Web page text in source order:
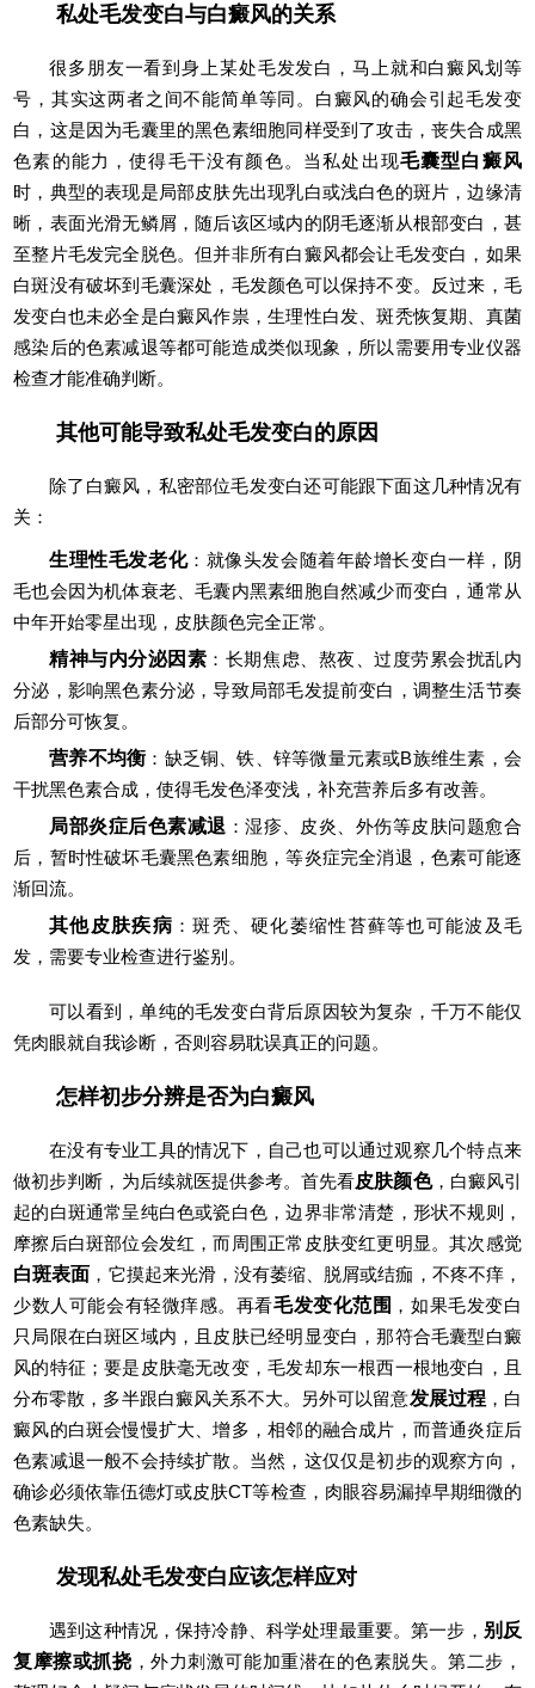
私处毛发变白与白癜风的关系
很多朋友一看到身上某处毛发发白，马上就和白癜风划等
号，其实这两者之间不能简单等同。白癜风的确会引起毛发变
白，这是因为毛囊里的黑色素细胞同样受到了攻击，丧失合成黑
色素的能力，使得毛干没有颜色。当私处出现毛囊型白癜风
时，典型的表现是局部皮肤先出现乳白或浅白色的斑片，边缘清
晰，表面光滑无鳞屑，随后该区域内的阴毛逐渐从根部变白，甚
至整片毛发完全脱色。但并非所有白癜风都会让毛发变白，如果
白斑没有破坏到毛囊深处，毛发颜色可以保持不变。反过来，毛
发变白也未必全是白癜风作祟，生理性白发、斑秃恢复期、真菌
感染后的色素减退等都可能造成类似现象，所以需要用专业仪器
检查才能准确判断。
其他可能导致私处毛发变白的原因
除了白癜风，私密部位毛发变白还可能跟下面这几种情况有
关：
生理性毛发老化：就像头发会随着年龄增长变白一样，阴
毛也会因为机体衰老、毛囊内黑素细胞自然减少而变白，通常从
中年开始零星出现，皮肤颜色完全正常。
精神与内分泌因素 ：长期焦虑、熬夜、过度劳累会扰乱内
分泌，影响黑色素分泌，导致局部毛发提前变白，调整生活节奏
后部分可恢复。
营养不均衡 ：缺乏铜、铁、锌等微量元素或B族维生素，会
干扰黑色素合成，使得毛发色泽变浅，补充营养后多有改善。
局部炎症后色素减退 ：湿疹、皮炎、外伤等皮肤问题愈合
后，暂时性破坏毛囊黑色素细胞，等炎症完全消退，色素可能逐
渐回流。
其他皮肤疾病 ：斑秃、硬化萎缩性苔藓等也可能波及毛
发，需要专业检查进行鉴别。
可以看到，单纯的毛发变白背后原因较为复杂，千万不能仅
凭肉眼就自我诊断，否则容易耽误真正的问题。
怎样初步分辨是否为白癜风
在没有专业工具的情况下，自己也可以通过观察几个特点来
做初步判断，为后续就医提供参考。首先看皮肤颜色，白癜风引
起的白斑通常呈纯白色或瓷白色，边界非常清楚，形状不规则，
摩擦后白斑部位会发红，而周围正常皮肤变红更明显。其次感觉
白斑表面 ，它摸起来光滑，没有萎缩、脱屑或结痂，不疼不痒，
少数人可能会有轻微痒感。再看毛发变化范围 ，如果毛发变白
只局限在白斑区域内，且皮肤已经明显变白，那符合毛囊型白癜
风的特征；要是皮肤毫无改变，毛发却东一根西一根地变白，且
分布零散，多半跟白癜风关系不大。另外可以留意发展过程，白
癜风的白斑会慢慢扩大、增多，相邻的融合成片，而普通炎症后
色素减退一般不会持续扩散。当然，这仅仅是初步的观察方向，
确诊必须依靠伍德灯或皮肤CT等检查，肉眼容易漏掉早期细微的
色素缺失。
发现私处毛发变白应该怎样应对
遇到这种情况，保持冷静、科学处理最重要。第一步， 别反
复摩擦或抓挠 ，外力刺激可能加重潜在的色素脱失。第二步，